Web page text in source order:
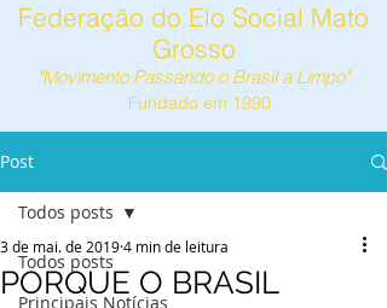
Federação do Elo Social Mato
Grosso
"Movimento Passando o Brasil a Limpo"
Fundado em 1990
Post
Todos posts
Principais Notícias
Todos posts
PORQUE O BRASIL
3 de mai. de 20194 min de leitura